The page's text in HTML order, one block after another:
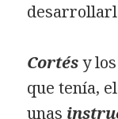
Cortésy
que tenía,
unas